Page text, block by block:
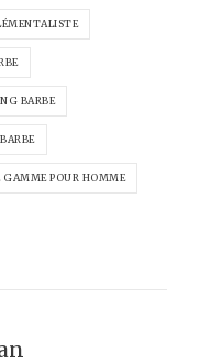
BARBE
GAMME POUR HOMME